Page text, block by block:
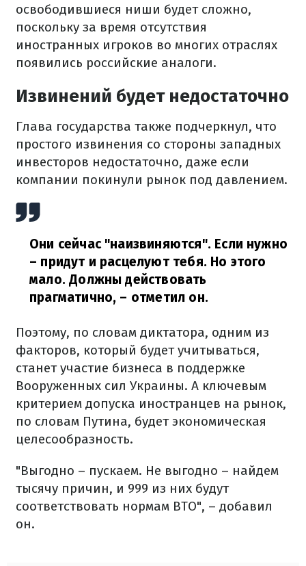
освободившиеся ниши будет сложно,
поскольку за время отсутствия
иностранных игроков во многих отраслях
появились российские аналоги.
Извинений будет недостаточно
Глава государства также подчеркнул, что
простого извинения со стороны западных
инвесторов недостаточно, даже если
компании покинули рынок под давлением.
Они сейчас "наизвиняются". Если нужно
– придут и расцелуют тебя. Но этого
мало. Должны действовать
прагматично, – отметил он.
Поэтому, по словам диктатора, одним из
факторов, который будет учитываться,
станет участие бизнеса в поддержке
Вооруженных сил Украины. А ключевым
критерием допуска иностранцев на рынок,
по словам Путина, будет экономическая
целесообразность.
"Выгодно – пускаем. Не выгодно – найдем
тысячу причин, и 999 из них будут
соответствовать нормам ВТО", – добавил
он.